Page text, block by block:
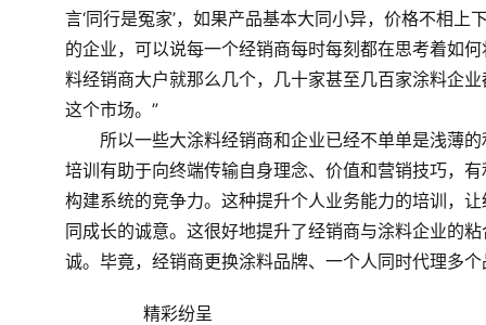
言‘同行是冤家’，如果产品基本大同小异，价格不相
的企业，可以说每一个经销商每时每刻都在思考着如
料经销商大户就那么几个，几十家甚至几百家涂料企
这个市场。”
所以一些大涂料经销商和企业已经不单单是浅薄的
培训有助于向终端传输自身理念、价值和营销技巧，
构建系统的竞争力。这种提升个人业务能力的培训，
同成长的诚意。这很好地提升了经销商与涂料企业的
诚。毕竟，经销商更换涂料品牌、一个人同时代理多
	　　精彩纷呈